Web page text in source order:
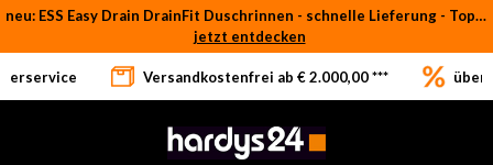
Zum Hauptinhalt springen
neu: ESS Easy Drain DrainFit Duschrinnen - schnelle Lieferung - Top-Preise
jetzt entdecken
Versandkostenfrei ab € 2.000,00 *** über